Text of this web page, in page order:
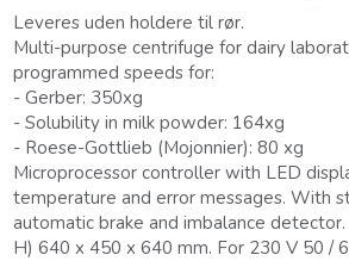
Leveres uden holdere til rør.
Multi-purpose centrifuge for dairy
programmed speeds for:
- Gerber: 350xg
- Solubility in milk powder: 164xg
- Roese-Gottlieb (Mojonnier): 80 xg
Microprocessor controller with LED
temperature and error messages. With
automatic brake and imbalance
H) 640 x 450 x 640 mm. For 230 V 50 /